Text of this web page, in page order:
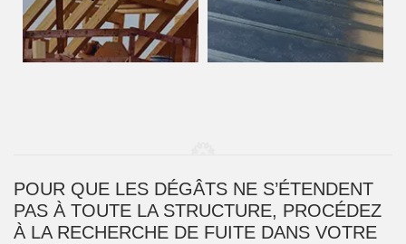
POUR QUE LES DÉGÂTS NE S’ÉTENDENT
PAS À TOUTE LA STRUCTURE, PROCÉDEZ
À LA RECHERCHE DE FUITE DANS VOTRE